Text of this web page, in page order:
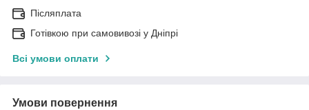
Післяплата
Готівкою при самовивозі у Дніпрі
Всі умови оплати
Умови повернення